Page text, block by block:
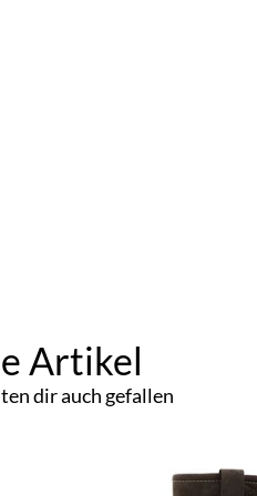
Artikel
dir auch gefallen